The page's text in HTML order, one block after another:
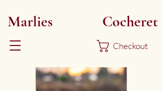
Marlies Cocheret
Checkout